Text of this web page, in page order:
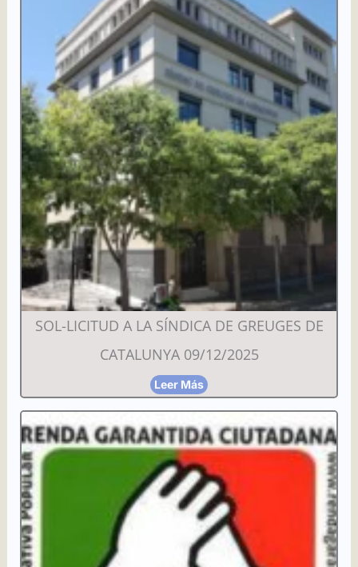
SOL-LICITUD A LA SÍNDICA DE GREUGES DE
CATALUNYA 09/12/2025
Leer Más